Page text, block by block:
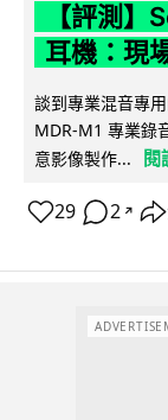
【評測
耳機：現
談到專業混音專
MDR-M1 專業錄
意影像製作...
閱
29 2 ↗